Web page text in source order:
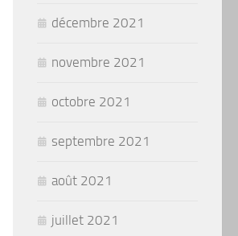
décembre 2021
novembre 2021
octobre 2021
septembre 2021
août 2021
juillet 2021